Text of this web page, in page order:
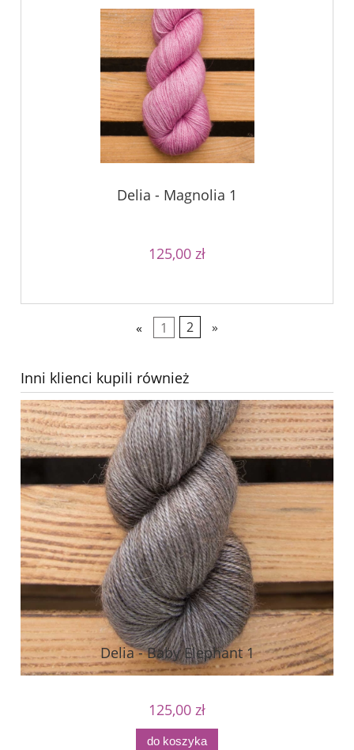
Delia - Magnolia 1
125,00 zł
« 1 2 »
Inni klienci kupili również
Delia - Baby Elephant 1
125,00 zł
do koszyka